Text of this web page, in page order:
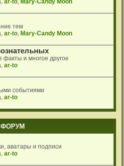
, ar-to, Mary-Candy Moon
тем
, ar-to, Mary-Candy Moon
факты и многое другое
, ar-to
событиями
, ar-to
ФОРУМ
аватары и подписи
, ar-to